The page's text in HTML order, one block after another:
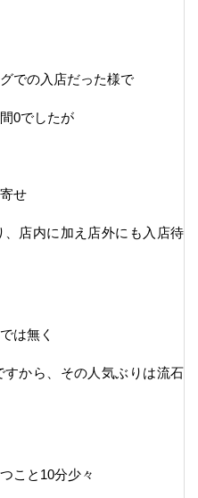
での入店だった様で
0でしたが
せ
店内に加え店外にも入店待
は無く
から、その人気ぶりは流石
こと10分少々